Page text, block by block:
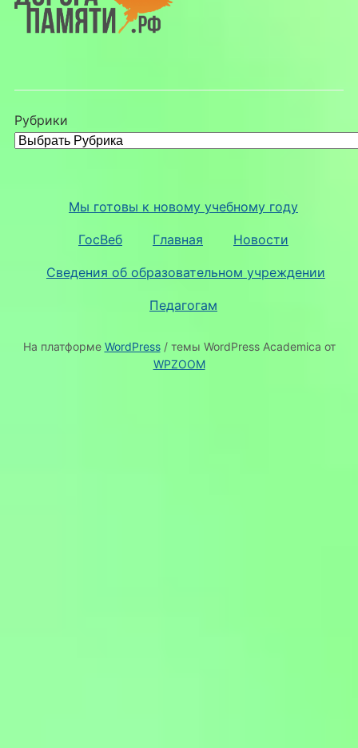
Рубрики
Мы готовы к новому учебному году
ГосВеб Главная Новости
Сведения об образовательном учреждении
Педагогам
На платформе WordPress/ темы WordPress Academica от
WPZOOM